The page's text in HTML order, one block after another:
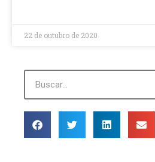
22 de outubro de 2020